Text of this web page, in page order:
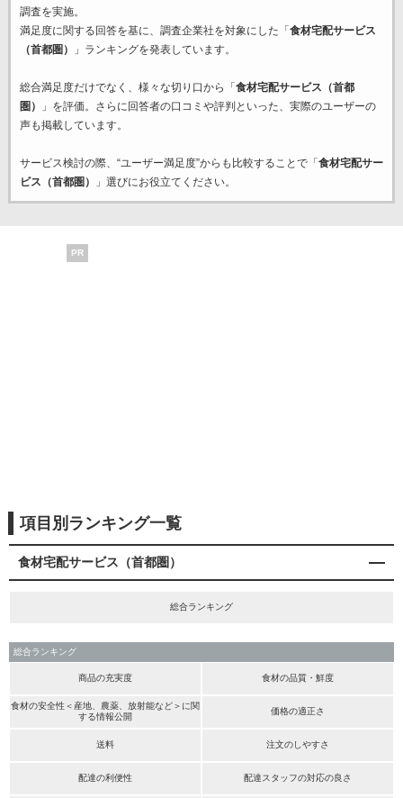
調査を実施。
満足度に関する回答を基に、調査企業社を対象にした「 食材宅配サービス
（首都圏）
」ランキングを発表しています。
総合満足度だけでなく、様々な切り口から「 食材宅配サービス（首都
圏）
」を評価。さらに回答者の口コミや評判といった、実際のユーザーの
声も掲載しています。
サービス検討の際、“ユーザー満足度”からも比較することで「 食材宅配サー
ビス（首都圏）
」選びにお役立てください。
PR
項目別ランキング一覧
食材宅配サービス（首都圏）
総合ランキング
総合ランキング
商品の充実度 食材の品質・鮮度
食材の安全性＜産地、農薬、放射能など＞に関
する情報公開
価格の適正さ
送料 注文のしやすさ
配達の利便性 配達スタッフの対応の良さ